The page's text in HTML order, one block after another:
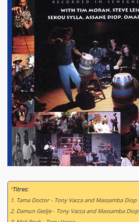
“Titres:
1. Tama Doctor - Tony Vacca and Massamba Diop
2. Damun Gedje - Tony Vacca and Massamba Diop